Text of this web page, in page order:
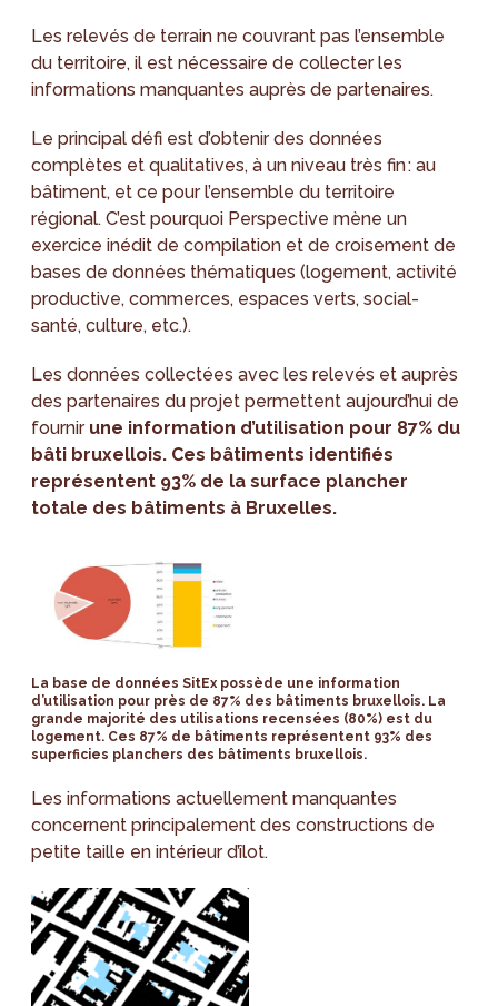
Les relevés de terrain ne couvrant pas l’ensemble
du territoire, il est nécessaire de collecter les
informations manquantes auprès de partenaires.
Le principal défi est d’obtenir des données
complètes et qualitatives, à un niveau très fin : au
bâtiment, et ce pour l’ensemble du territoire
régional. C’est pourquoi Perspective mène un
exercice inédit de compilation et de croisement de
bases de données thématiques (logement, activité
productive, commerces, espaces verts, social-
santé, culture, etc.).
Les données collectées avec les relevés et auprès
des partenaires du projet permettent aujourd’hui de
fournir une information d’utilisation pour 87% du
bâti bruxellois. Ces bâtiments identifiés
représentent 93% de la surface plancher
totale des bâtiments à Bruxelles.
La base de données SitEx possède une information
d’utilisation pour près de 87% des bâtiments bruxellois. La
grande majorité des utilisations recensées (80%) est du
logement. Ces 87% de bâtiments représentent 93% des
superficies planchers des bâtiments bruxellois.
Les informations actuellement manquantes
concernent principalement des constructions de
petite taille en intérieur d’îlot.